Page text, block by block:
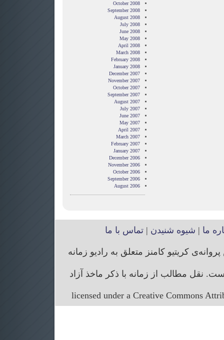
October 2008
September 2008
August 2008
July 2008
June 2008
May 2008
April 2008
March 2008
February 2008
January 2008
December 2007
November 2007
October 2007
September 2007
August 2007
July 2007
June 2007
May 2007
April 2007
March 2007
February 2007
January 2007
December 2006
November 2006
October 2006
September 2006
August 2006
ما | شیوه شنیدن |تماس با ما
کریتیو کامنز متعلق به رادیو زمانه
نقل مطالب از زمانه با ذکر ماخذ آزاد
licensed under a Creative Commons